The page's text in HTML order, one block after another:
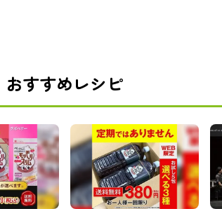
おすすめレシピ